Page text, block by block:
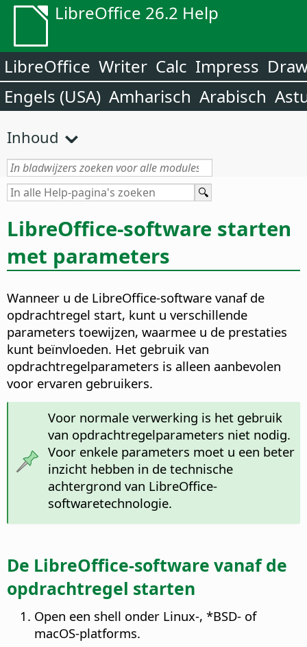
LibreOffice 26.2 Help
LibreOffice Writer Calc Impress
Engels (USA) Amharisch Arabisch
Inhoud
LibreOffice-software starten
met parameters
Wanneer u de LibreOffice-software vanaf de
opdrachtregel start, kunt u verschillende
parameters toewijzen, waarmee u de prestaties
kunt beïnvloeden. Het gebruik van
opdrachtregelparameters is alleen aanbevolen
voor ervaren gebruikers.
Voor normale verwerking is het gebruik
van opdrachtregelparameters niet nodig.
Voor enkele parameters moet u een beter
inzicht hebben in de technische
achtergrond van LibreOffice-
softwaretechnologie.
De LibreOffice-software vanaf de
opdrachtregel starten
Open een shell onder Linux-, *BSD- of
macOS-platforms.